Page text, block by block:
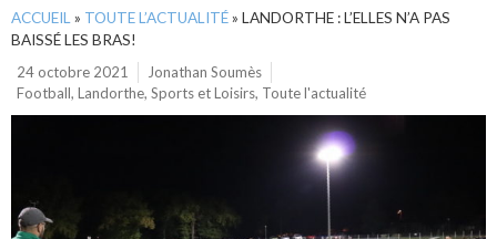
ACCUEIL » TOUTE L’ACTUALITÉ» LANDORTHE : L’ELLES N’A PAS
BAISSÉ LES BRAS!
24 octobre 2021
Jonathan Soumès
Football, Landorthe, Sports et Loisirs, Toute l'actualité